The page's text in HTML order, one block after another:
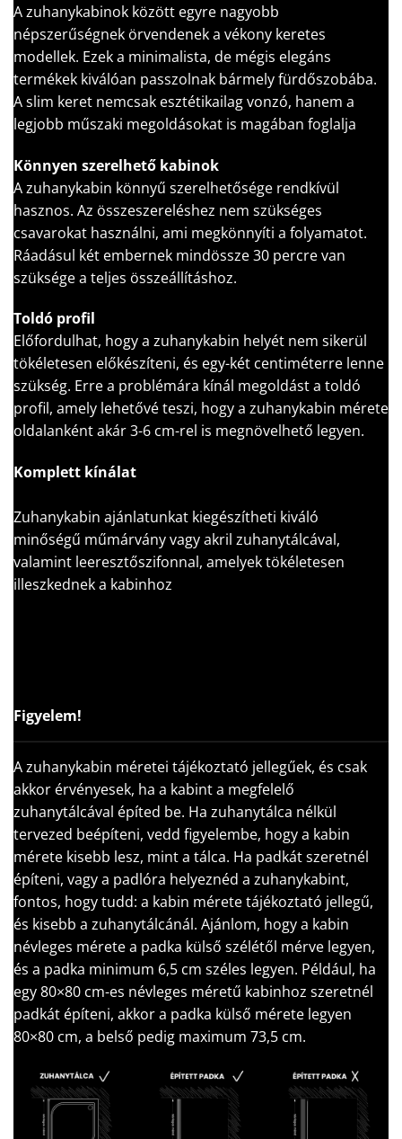
A zuhanykabinok között egyre nagyobb
népszerűségnek örvendenek a vékony keretes
modellek. Ezek a minimalista, de mégis elegáns
termékek kiválóan passzolnak bármely fürdőszobába.
A slim keret nemcsak esztétikailag vonzó, hanem a
legjobb műszaki megoldásokat is magában foglalja
Könnyen szerelhető kabinok
A zuhanykabin könnyű szerelhetősége rendkívül
hasznos. Az összeszereléshez nem szükséges
csavarokat használni, ami megkönnyíti a folyamatot.
Ráadásul két embernek mindössze 30 percre van
szüksége a teljes összeállításhoz.
Toldó profil
Előfordulhat, hogy a zuhanykabin helyét nem sikerül
tökéletesen előkészíteni, és egy-két centiméterre lenne
szükség. Erre a problémára kínál megoldást a toldó
profil, amely lehetővé teszi, hogy a zuhanykabin mérete
oldalanként akár 3-6 cm-rel is megnövelhető legyen.
Komplett kínálat
Zuhanykabin ajánlatunkat kiegészítheti kiváló
minőségű műmárvány vagy akril zuhanytálcával,
valamint leeresztőszifonnal, amelyek tökéletesen
illeszkednek a kabinhoz
Figyelem!
A zuhanykabin méretei tájékoztató jellegűek, és csak
akkor érvényesek, ha a kabint a megfelelő
zuhanytálcával építed be. Ha zuhanytálca nélkül
tervezed beépíteni, vedd figyelembe, hogy a kabin
mérete kisebb lesz, mint a tálca. Ha padkát szeretnél
építeni, vagy a padlóra helyeznéd a zuhanykabint,
fontos, hogy tudd: a kabin mérete tájékoztató jellegű,
és kisebb a zuhanytálcánál. Ajánlom, hogy a kabin
névleges mérete a padka külső szélétől mérve legyen,
és a padka minimum 6,5 cm széles legyen. Például, ha
egy 80×80 cm-es névleges méretű kabinhoz szeretnél
padkát építeni, akkor a padka külső mérete legyen
80×80 cm, a belső pedig maximum 73,5 cm.